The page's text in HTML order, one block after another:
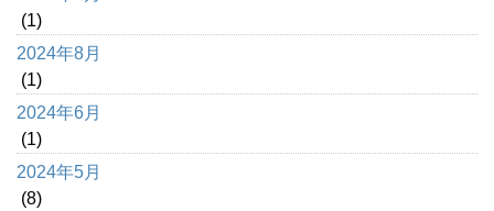
(1)
2024年8月
(1)
2024年6月
(1)
2024年5月
(8)